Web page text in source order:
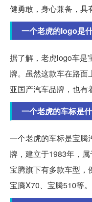
健勇敢，身心兼备，具
一个老虎的logo是
据了解，老虎logo车是
牌。虽然这款车在路
亚国产汽车品牌，也有
一个老虎的车标是
一个老虎的车标是宝腾
牌，建立于1983年，属
宝腾旗下有多款车型，
宝腾X70、宝腾510等。